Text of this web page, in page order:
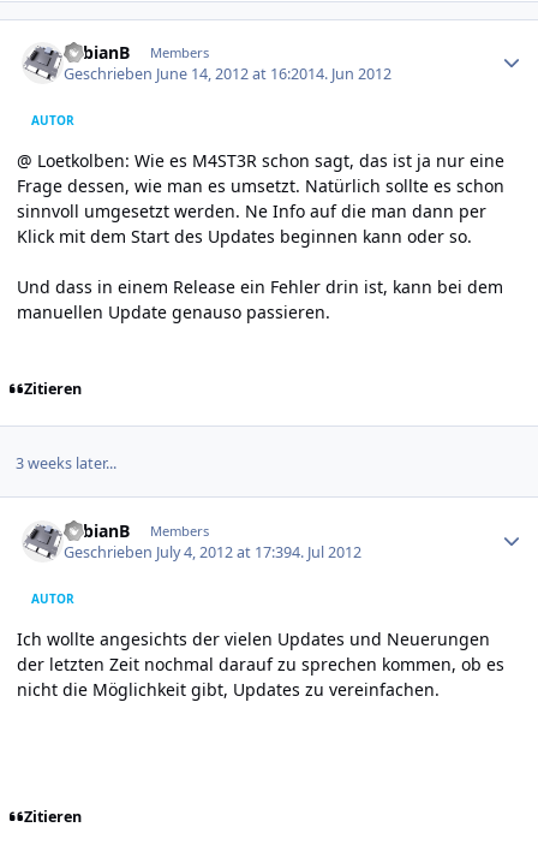
FabianB Members
Geschrieben June 14, 2012 at 16:2014. Jun 2012
AUTOR
@ Loetkolben: Wie es M4ST3R schon sagt, das ist ja nur eine
Frage dessen, wie man es umsetzt. Natürlich sollte es schon
sinnvoll umgesetzt werden. Ne Info auf die man dann per
Klick mit dem Start des Updates beginnen kann oder so.
Und dass in einem Release ein Fehler drin ist, kann bei dem
manuellen Update genauso passieren.
Zitieren
3 weeks later...
FabianB Members
Geschrieben July 4, 2012 at 17:394. Jul 2012
AUTOR
Ich wollte angesichts der vielen Updates und Neuerungen
der letzten Zeit nochmal darauf zu sprechen kommen, ob es
nicht die Möglichkeit gibt, Updates zu vereinfachen.
Zitieren